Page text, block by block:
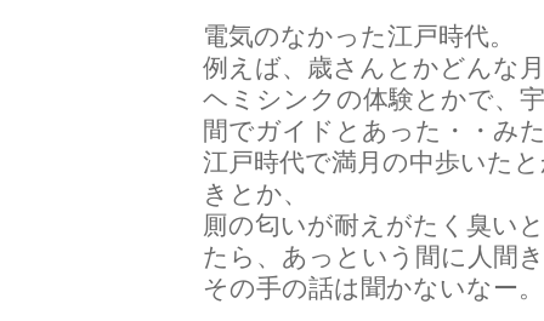
電気のなかった江戸時代。
例えば、歳さんとかどんな
ヘミシンクの体験とかで、
間でガイドとあった・・み
江戸時代で満月の中歩いた
きとか、
厠の匂いが耐えがたく臭い
たら、あっという間に人間
その手の話は聞かないなー。